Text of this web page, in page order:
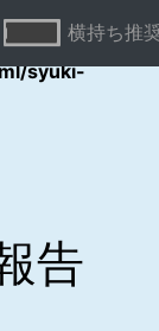
syuki-
横持ち推
告